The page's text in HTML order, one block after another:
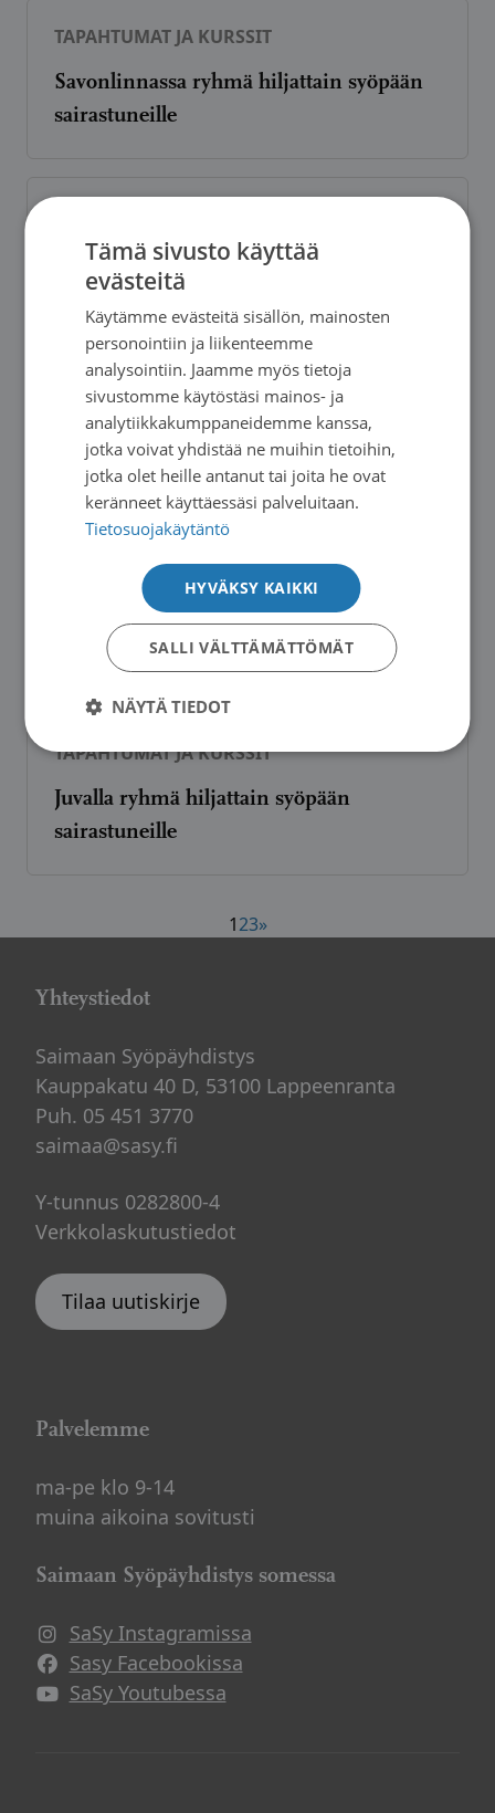
TAPAHTUMAT JA KURSSIT
Savonlinnassa ryhmä hiljattain syöpään
sairastuneille
Avanne- ja vastaavasti leikatuille
vertaistapaamisia Lappeenrannassa
TAPAHTUMAT JA KURSSIT
Terveydenhoitaja Savonlinnan
keskussairaalan OLKA-pisteellä tiistaisin
TAPAHTUMAT JA KURSSIT
Lappeenrannassa teemallisia
vertaishetkiä syöpään sairastuneille
TAPAHTUMAT JA KURSSIT
Juvalla ryhmä hiljattain syöpään
sairastuneille
Artikkelien
123»
Yhteystiedot
Saimaan Syöpäyhdistys
Kauppakatu 40 D, 53100 Lappeenranta
Puh. 05 451 3770
saimaa@sasy.fi
Y-tunnus 0282800-4
Verkkolaskutustiedot
Tilaa uutiskirje
Palvelemme
ma-pe klo 9-14
muina aikoina sovitusti
Saimaan Syöpäyhdistys somessa
SaSy Instagramissa
Avautuu uuteen ikkunaan
Sasy Facebookissa
Avautuu uuteen ikkunaan
SaSy Youtubessa
Avautuu uuteen ikkunaan
Tämä sivusto käyttää
evästeitä
Käytämme evästeitä sisällön, mainosten
personointiin ja liikenteemme
analysointiin. Jaamme myös tietoja
sivustomme käytöstäsi mainos- ja
analytiikkakumppaneidemme kanssa,
jotka voivat yhdistää ne muihin tietoihin,
jotka olet heille antanut tai joita he ovat
keränneet käyttäessäsi palveluitaan.
Tietosuojakäytäntö
HYVÄKSY KAIKKI
SALLI VÄLTTÄMÄTTÖMÄT
NÄYTÄ TIEDOT